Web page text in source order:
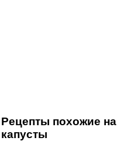
Рецепты похожие
капусты